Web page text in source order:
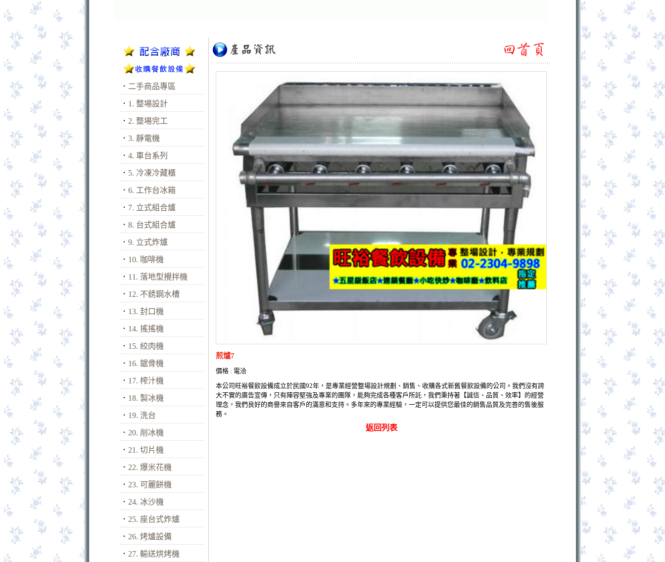
． 二手商品專區
． 1. 整場設計
． 2. 整場完工
． 3. 靜電機
． 4. 車台系列
． 5. 冷凍冷藏櫃
． 6. 工作台冰箱
． 7. 立式組合爐
． 8. 台式組合爐
． 9. 立式炸爐
． 10. 咖啡機
． 11. 落地型攪拌機
． 12. 不銹鋼水槽
． 13. 封口機
． 14. 搖搖機
． 15. 絞肉機
． 16. 鋸骨機
． 17. 榨汁機
． 18. 製冰機
． 19. 洗台
． 20. 削冰機
． 21. 切片機
． 22. 爆米花機
． 23. 可麗餅機
． 24. 冰沙機
． 25. 座台式炸爐
． 26. 烤爐設備
． 27. 輸送烘烤機
煎爐7
價格 : 電洽
本公司旺裕餐飲設備成立於民國92年，是專業經營整場設計規劃、銷售、收購各式新舊餐飲設備的公司。我們沒有誇
大不實的廣告宣傳，只有陣容堅強及專業的團隊，能夠完成各種客戶所託，我們秉持著【誠信、品質、效率】的經營
理念，我們良好的商譽來自客戶的滿意和支持。多年來的專業經驗，一定可以提供您最佳的銷售品質及完善的售後服
務。
返回列表